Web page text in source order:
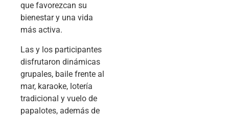
que favorezcan su
bienestar y una vida
más activa.
Las y los participantes
disfrutaron dinámicas
grupales, baile frente al
mar, karaoke, lotería
tradicional y vuelo de
papalotes, además de